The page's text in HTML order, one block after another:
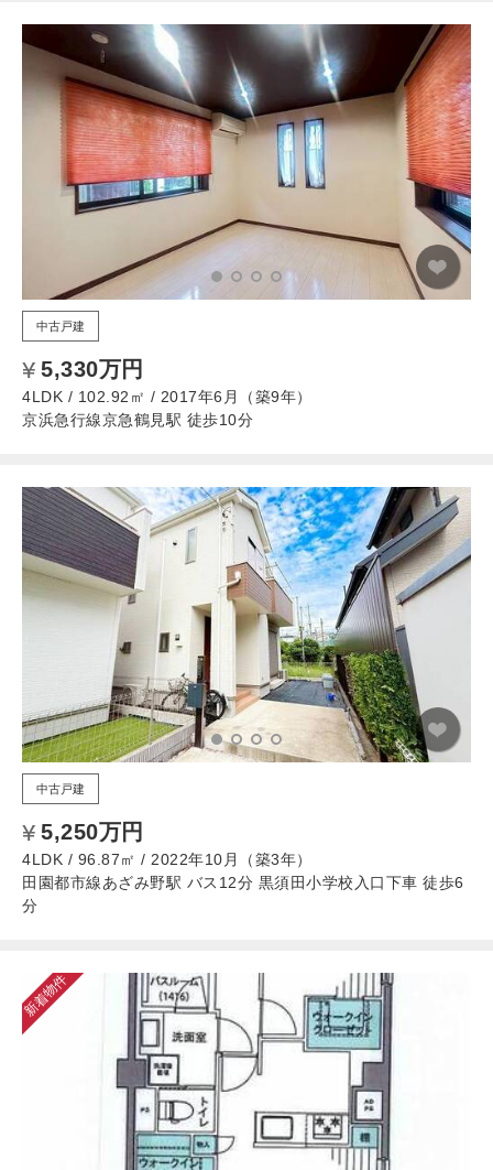
中古戸建
5,330万円
4LDK / 102.92㎡ / 2017年6月（築9年）
京浜急行線京急鶴見駅 徒歩10分
中古戸建
5,250万円
4LDK / 96.87㎡ / 2022年10月（築3年）
田園都市線あざみ野駅 バス12分 黒須田小学校入口下車 徒歩6
分
新着物件